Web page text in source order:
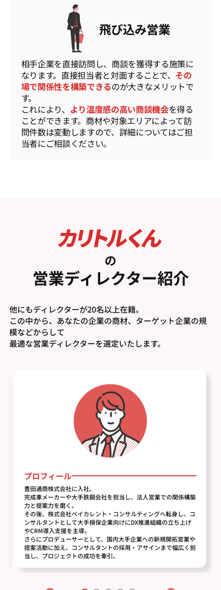
飛び込み営業
相手企業を直接訪問し、商談を獲得する施策に
なります。直接担当者と対面することで、 その
場で関係性を構築できるのが大きなメリットで
す。
これにより、 より温度感の高い商談機会を得る
ことができます。商材や対象エリアによって訪
問件数は変動しますので、詳細についてはご担
当者にご相談ください。
の
営業ディレクター紹介
他にもディレクターが20名以上在籍。
この中から、あなたの企業の商材、ターゲット企業の規
模などからして
最適な営業ディレクターを選定いたします。
プロフィール
豊田通商株式会社に入社。
完成車メーカーや大手鉄鋼会社を担当し、法人営業での関係構築
力と提案力を磨く。
その後、株式会社ベイカレント・コンサルティングへ転身し、コ
ンサルタントとして大手損保企業向けにDX推進組織の立ち上げ
やCRM導入支援を主導。
さらにプロデューサーとして、国内大手企業への新規開拓営業や
提案活動に加え、コンサルタントの採用・アサインまで幅広く担
当し、プロジェクトの成功を牽引。